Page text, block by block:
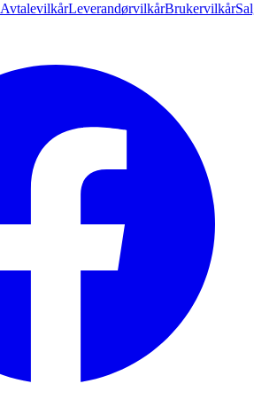
AvtalevilkårLeverandørvilkårBrukervilkår